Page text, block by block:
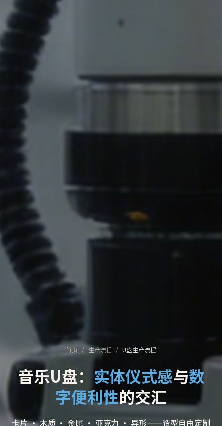
首页 / 生产流程 / U盘生产流程
音乐U盘： 实体仪式感与数
字便利性的交汇
卡片 · 木质 · 金属 · 亚克力 · 异形——造型自由定制